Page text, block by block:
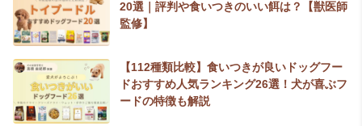
20選｜評判や食いつきのいい餌は？【獣医師
監修】
【112種類比較】食いつきが良いドッグフー
ドおすすめ人気ランキング26選！犬が喜ぶフ
ードの特徴も解説